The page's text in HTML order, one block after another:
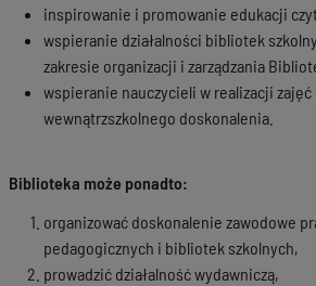
inspirowanie i promowanie edukacji
wspieranie działalności bibliotek
zakresie organizacji i zarządzania
wspieranie nauczycieli w realizacji
wewnątrzszkolnego doskonalenia.
Biblioteka może ponadto:
organizować doskonalenie zawodowe
pedagogicznych i bibliotek szkolnych,
prowadzić działalność wydawniczą,